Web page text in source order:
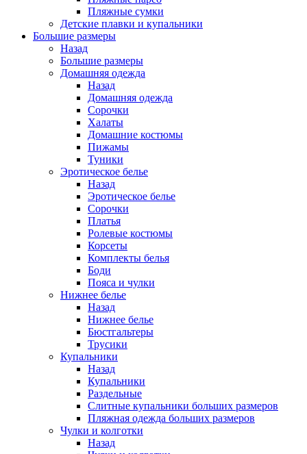
Пляжные сумки
Детские плавки и купальники
Большие размеры
Назад
Большие размеры
Домашняя одежда
Назад
Домашняя одежда
Сорочки
Халаты
Домашние костюмы
Пижамы
Туники
Эротическое белье
Назад
Эротическое белье
Сорочки
Платья
Ролевые костюмы
Корсеты
Комплекты белья
Боди
Пояса и чулки
Нижнее белье
Назад
Нижнее белье
Бюстгальтеры
Трусики
Купальники
Назад
Купальники
Раздельные
Слитные купальники больших размеров
Пляжная одежда больших размеров
Чулки и колготки
Назад